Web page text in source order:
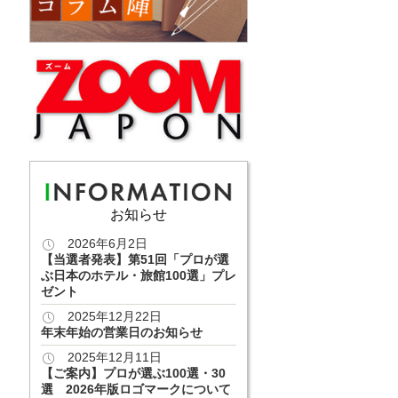
お知らせ
2026年6月2日
【当選者発表】第51回「プロが選
ぶ日本のホテル・旅館100選」プレ
ゼント
2025年12月22日
年末年始の営業日のお知らせ
2025年12月11日
【ご案内】プロが選ぶ100選・30
選 2026年版ロゴマークについて